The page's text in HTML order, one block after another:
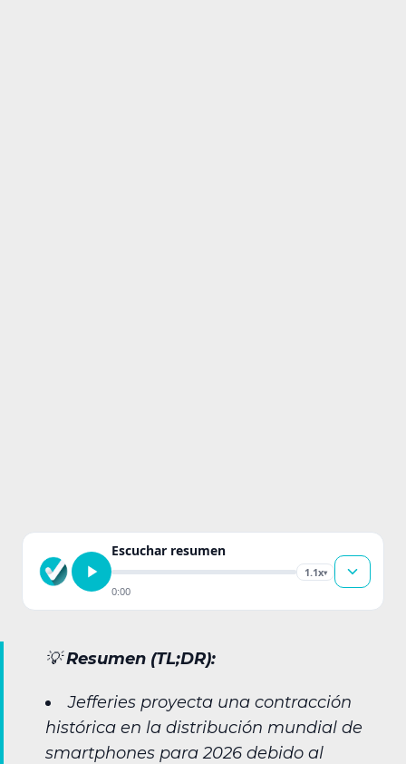
Escuchar resumen
1.1x▾
0:00
💡Resumen (TL;DR):
Jefferies proyecta una contracción
histórica en la distribución mundial de
smartphones para 2026 debido al